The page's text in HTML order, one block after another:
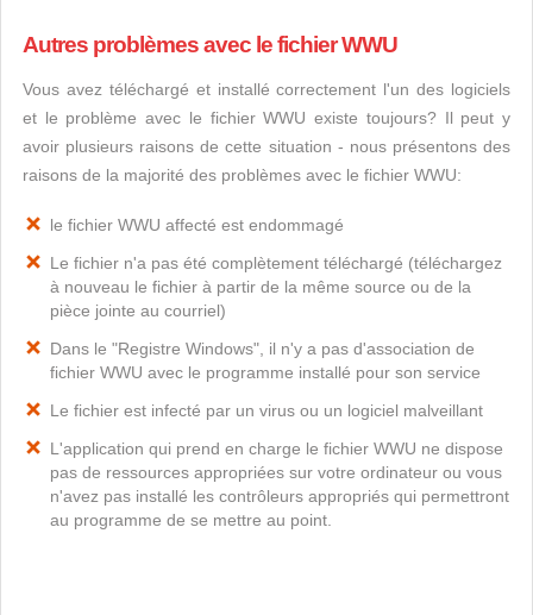
Autres problèmes avec le fichier WWU
Vous avez téléchargé et installé correctement l'un des logiciels
et le problème avec le fichier WWU existe toujours? Il peut y
avoir plusieurs raisons de cette situation - nous présentons des
raisons de la majorité des problèmes avec le fichier WWU:
le fichier WWU affecté est endommagé
Le fichier n'a pas été complètement téléchargé (téléchargez
à nouveau le fichier à partir de la même source ou de la
pièce jointe au courriel)
Dans le "Registre Windows", il n'y a pas d'association de
fichier WWU avec le programme installé pour son service
Le fichier est infecté par un virus ou un logiciel malveillant
L'application qui prend en charge le fichier WWU ne dispose
pas de ressources appropriées sur votre ordinateur ou vous
n'avez pas installé les contrôleurs appropriés qui permettront
au programme de se mettre au point.